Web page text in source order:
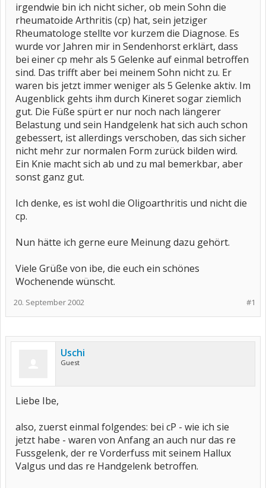
irgendwie bin ich nicht sicher, ob mein Sohn die
rheumatoide Arthritis (cp) hat, sein jetziger
Rheumatologe stellte vor kurzem die Diagnose. Es
wurde vor Jahren mir in Sendenhorst erklärt, dass
bei einer cp mehr als 5 Gelenke auf einmal betroffen
sind. Das trifft aber bei meinem Sohn nicht zu. Er
waren bis jetzt immer weniger als 5 Gelenke aktiv. Im
Augenblick gehts ihm durch Kineret sogar ziemlich
gut. Die Füße spürt er nur noch nach längerer
Belastung und sein Handgelenk hat sich auch schon
gebessert, ist allerdings verschoben, das sich sicher
nicht mehr zur normalen Form zurück bilden wird.
Ein Knie macht sich ab und zu mal bemerkbar, aber
sonst ganz gut.
Ich denke, es ist wohl die Oligoarthritis und nicht die
cp.
Nun hätte ich gerne eure Meinung dazu gehört.
Viele Grüße von ibe, die euch ein schönes
Wochenende wünscht.
#1
20. September 2002
Uschi
Guest
Liebe Ibe,
also, zuerst einmal folgendes: bei cP - wie ich sie
jetzt habe - waren von Anfang an auch nur das re
Fussgelenk, der re Vorderfuss mit seinem Hallux
Valgus und das re Handgelenk betroffen.